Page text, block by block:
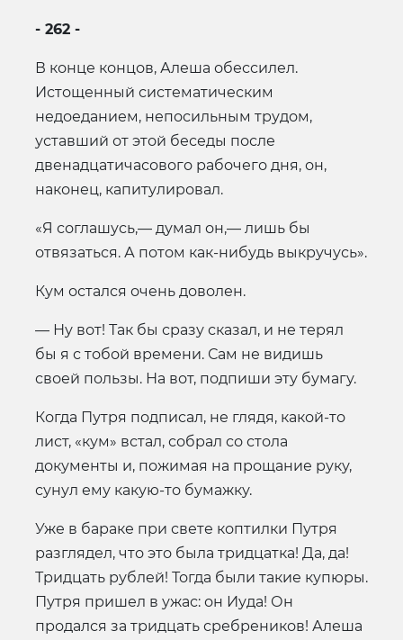
- 262 -
В конце концов, Алеша обессилел.
Истощенный систематическим
недоеданием, непосильным трудом,
уставший от этой беседы после
двенадцатичасового рабочего дня, он,
наконец, капитулировал.
«Я соглашусь,— думал он,— лишь бы
отвязаться. А потом как-нибудь выкручусь».
Кум остался очень доволен.
— Ну вот! Так бы сразу сказал, и не терял
бы я с тобой времени. Сам не видишь
своей пользы. На вот, подпиши эту бумагу.
Когда Путря подписал, не глядя, какой-то
лист, «кум» встал, собрал со стола
документы и, пожимая на прощание руку,
сунул ему какую-то бумажку.
Уже в бараке при свете коптилки Путря
разглядел, что это была тридцатка! Да, да!
Тридцать рублей! Тогда были такие купюры.
Путря пришел в ужас: он Иуда! Он
продался за тридцать сребреников! Алеша